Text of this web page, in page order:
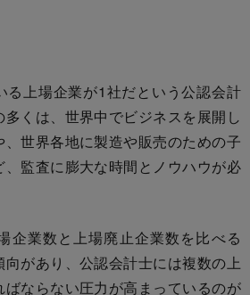
上場企業が1社だという公認会計
くは、世界中でビジネスを展開し
世界各地に製造や販売のための子
監査に膨大な時間とノウハウが必
企業数と上場廃止企業数を比べる
向があり、公認会計士には複数の上
ならない圧力が高まっているのが